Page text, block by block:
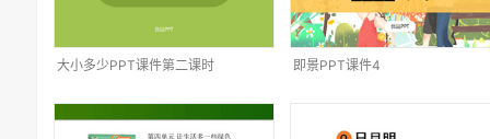
大小多少PPT课件第二课时 即景PPT课件4